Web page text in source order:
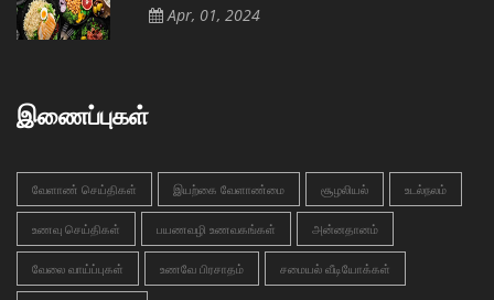
Apr, 01, 2024
இணைப்புகள்
வேளாண் செய்திகள் இயற்கை வேளாண்மை சூழலியல் உடல்நலம்
உணவு செய்திகள் பயணவழி உணவகங்கள் அன்னதானம்
வேலை வாய்ப்புகள் உணவே பிரசாதம் சமையல் வீடியோக்கள்